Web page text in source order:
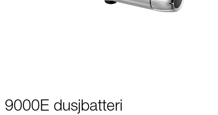
9000E dusjbatteri